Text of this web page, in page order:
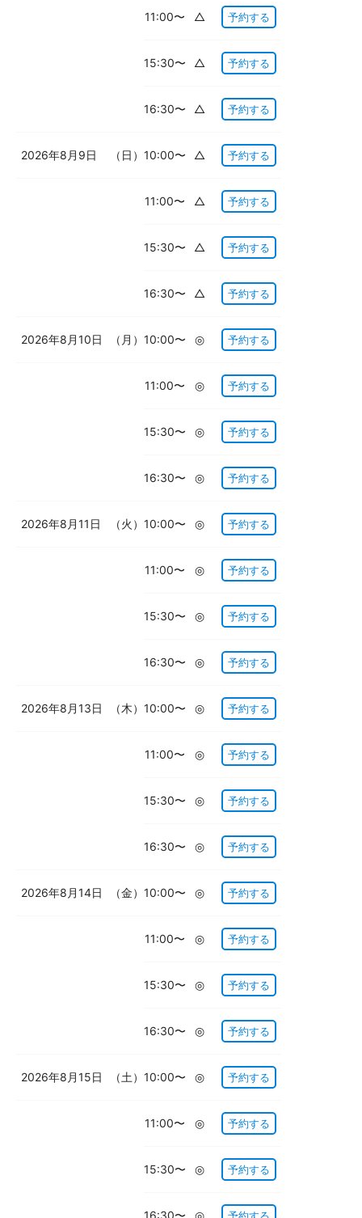
11:00〜 △ 予約する
15:30〜 △ 予約する
16:30〜 △ 予約する
2026年8月9日 （日） 10:00〜 △ 予約する
11:00〜 △ 予約する
15:30〜 △ 予約する
16:30〜 △ 予約する
2026年8月10日 （月） 10:00〜 ◎ 予約する
11:00〜 ◎ 予約する
15:30〜 ◎ 予約する
16:30〜 ◎ 予約する
2026年8月11日 （火） 10:00〜 ◎ 予約する
11:00〜 ◎ 予約する
15:30〜 ◎ 予約する
16:30〜 ◎ 予約する
2026年8月13日 （木） 10:00〜 ◎ 予約する
11:00〜 ◎ 予約する
15:30〜 ◎ 予約する
16:30〜 ◎ 予約する
2026年8月14日 （金） 10:00〜 ◎ 予約する
11:00〜 ◎ 予約する
15:30〜 ◎ 予約する
16:30〜 ◎ 予約する
2026年8月15日 （土） 10:00〜 ◎ 予約する
11:00〜 ◎ 予約する
15:30〜 ◎ 予約する
16:30〜 ◎ 予約する